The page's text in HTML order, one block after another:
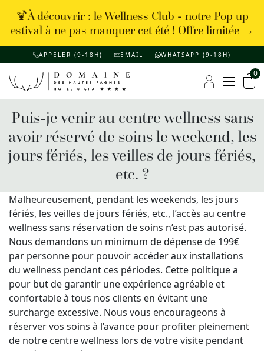
🍹À découvrir : le Wellness Club - notre Pop up
estival à ne pas manquer cet été ! Offre limitée →
APPELER (9-18H) EMAIL WHATSAPP (9-18H)
Menu
0
Puis-je venir au centre wellness sans
avoir réservé de soins le weekend, les
jours fériés, les veilles de jours fériés,
etc. ?
Malheureusement, pendant les weekends, les jours
fériés, les veilles de jours fériés, etc., l’accès au centre
wellness sans réservation de soins n’est pas autorisé.
Nous demandons un minimum de dépense de 199€
par personne pour pouvoir accéder aux installations
du wellness pendant ces périodes. Cette politique a
pour but de garantir une expérience agréable et
confortable à tous nos clients en évitant une
surcharge excessive. Nous vous encourageons à
réserver vos soins à l’avance pour profiter pleinement
de notre centre wellness lors de votre visite pendant